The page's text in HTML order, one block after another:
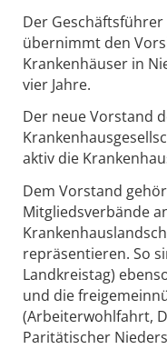
Der
übernimmt den
Krankenhäuser in
vier Jahre.
Der neue Vorstand
aktiv die
Dem Vorstand
Mitgliedsverbände
repräsentieren. So
Landkreistag)
und die
(Arbeiterwohlfahrt,
Paritätischer